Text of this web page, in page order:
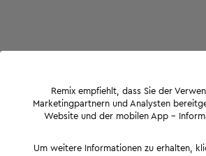
Remix empfiehlt, dass Sie der
Marketingpartnern und Analysten
Website und der mobilen App -
Um weitere Informationen zu erhalten,